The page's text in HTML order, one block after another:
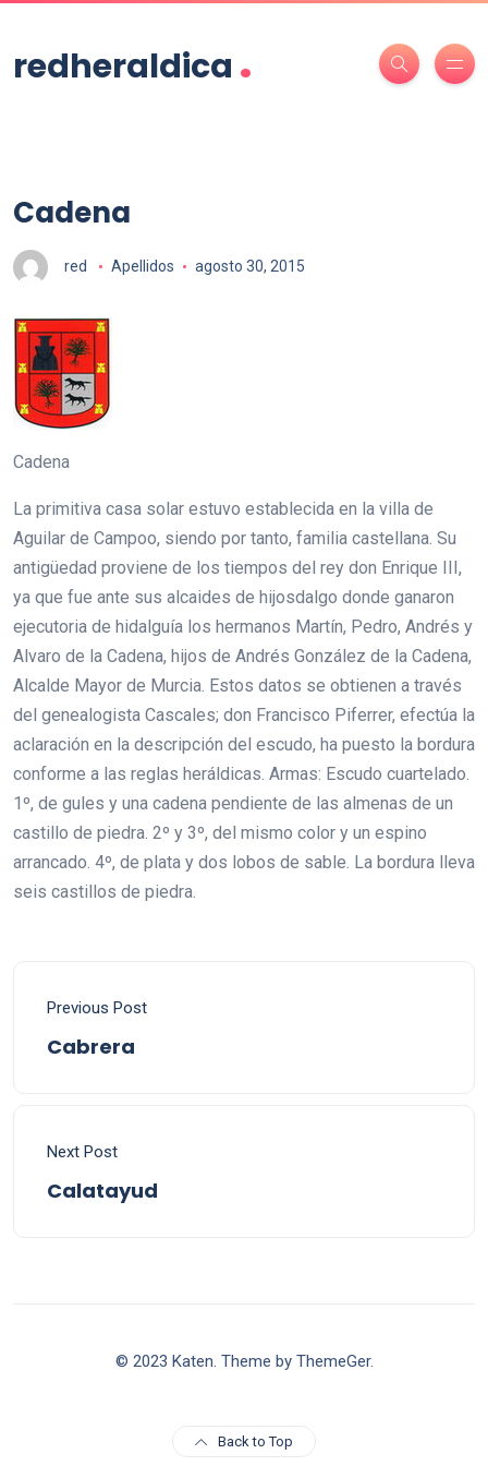
redheraldica .
Cadena
red Apellidos agosto 30, 2015
Cadena
La primitiva casa solar estuvo establecida en la villa de
Aguilar de Campoo, siendo por tanto, familia castellana. Su
antigüedad proviene de los tiempos del rey don Enrique III,
ya que fue ante sus alcaides de hijosdalgo donde ganaron
ejecutoria de hidalguía los hermanos Martín, Pedro, Andrés y
Alvaro de la Cadena, hijos de Andrés González de la Cadena,
Alcalde Mayor de Murcia. Estos datos se obtienen a través
del genealogista Cascales; don Francisco Piferrer, efectúa la
aclaración en la descripción del escudo, ha puesto la bordura
conforme a las reglas heráldicas. Armas: Escudo cuartelado.
1º, de gules y una cadena pendiente de las almenas de un
castillo de piedra. 2º y 3º, del mismo color y un espino
arrancado. 4º, de plata y dos lobos de sable. La bordura lleva
seis castillos de piedra.
Previous Post
Cabrera
Next Post
Calatayud
© 2023 Katen. Theme by ThemeGer.
Back to Top